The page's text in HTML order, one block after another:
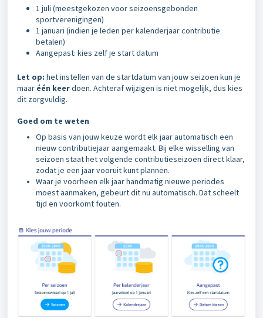
1 juli (meestgekozen voor seizoensgebonden
sportverenigingen)
1 januari (indien je leden per kalenderjaar contributie
betalen)
Aangepast: kies zelf je start datum
Let op: het instellen van de startdatum van jouw seizoen kun je
maar één keerdoen. Achteraf wijzigen is niet mogelijk, dus kies
dit zorgvuldig.
Goed om te weten
Op basis van jouw keuze wordt elk jaar automatisch een
nieuw contributiejaar aangemaakt. Bij elke wisselling van
seizoen staat het volgende contributieseizoen direct klaar,
zodat je een jaar vooruit kunt plannen.
Waar je voorheen elk jaar handmatig nieuwe periodes
moest aanmaken, gebeurt dit nu automatisch. Dat scheelt
tijd en voorkomt fouten.